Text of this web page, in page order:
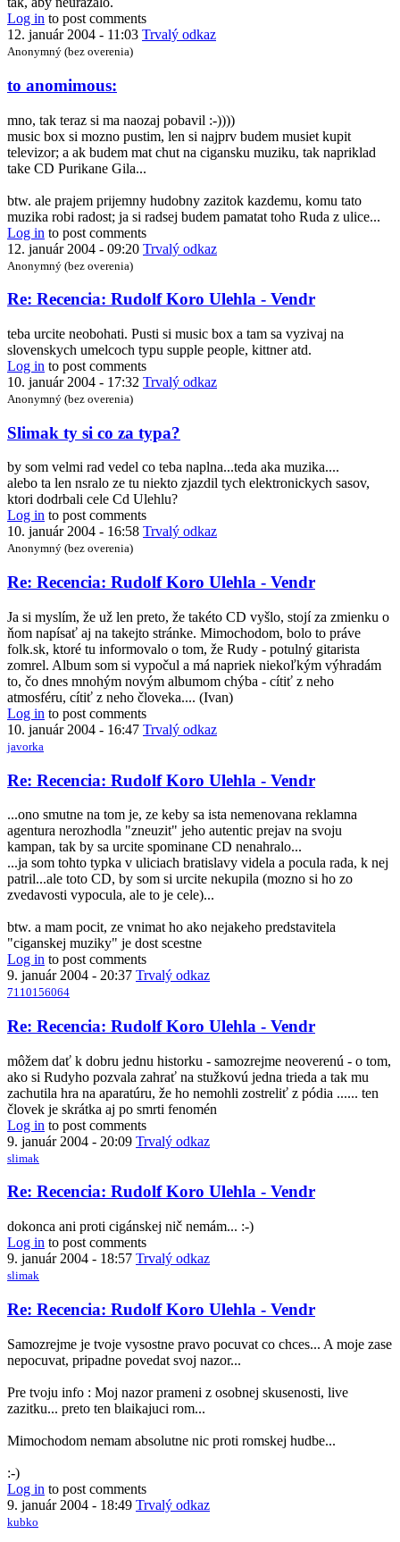
Log in to post comments
12. január 2004 - 11:03 Trvalý odkaz
Anonymný (bez overenia)
In
reply
Re:
Recencia:
Rudolf
Koro
Ulehla
-
Vendr
by
Anonymný
(bez
overenia)
to anomimous:
mno, tak teraz si ma naozaj pobavil :-))))
music box si mozno pustim, len si najprv budem musiet kupit
televizor; a ak budem mat chut na cigansku muziku, tak napriklad
take CD Purikane Gila...
btw. ale prajem prijemny hudobny zazitok kazdemu, komu tato
muzika robi radost; ja si radsej budem pamatat toho Ruda z ulice...
Log in to post comments
12. január 2004 - 09:20 Trvalý odkaz
Anonymný (bez overenia)
In
reply
to
Re:
Recencia:
Rudolf
Koro
Ulehla
-
Vendr
slimak
Re: Recencia: Rudolf Koro Ulehla - Vendr
teba urcite neobohati. Pusti si music box a tam sa vyzivaj na
slovenskych umelcoch typu supple people, kittner atd.
Log in to post comments
10. január 2004 - 17:32 Trvalý odkaz
Anonymný (bez overenia)
Slimak ty si co za typa?
by som velmi rad vedel co teba naplna...teda aka muzika....
alebo ta len nsralo ze tu niekto zjazdil tych elektronickych sasov,
ktori dodrbali cele Cd Ulehlu?
Log in to post comments
10. január 2004 - 16:58 Trvalý odkaz
Anonymný (bez overenia)
Re: Recencia: Rudolf Koro Ulehla - Vendr
Ja si myslím, že už len preto, že takéto CD vyšlo, stojí za zmienku o
ňom napísať aj na takejto stránke. Mimochodom, bolo to práve
folk.sk, ktoré tu informovalo o tom, že Rudy - potulný gitarista
zomrel. Album som si vypočul a má napriek niekoľkým výhradám
to, čo dnes mnohým novým albumom chýba - cítiť z neho
atmosféru, cítiť z neho človeka.... (Ivan)
Log in to post comments
10. január 2004 - 16:47 Trvalý odkaz
javorka
In
reply
Re:
Recencia:
Rudolf
Koro
Ulehla
-
Vendr
by
slimak
Re: Recencia: Rudolf Koro Ulehla - Vendr
...ono smutne na tom je, ze keby sa ista nemenovana reklamna
agentura nerozhodla "zneuzit" jeho autentic prejav na svoju
kampan, tak by sa urcite spominane CD nenahralo...
...ja som tohto typka v uliciach bratislavy videla a pocula rada, k nej
patril...ale toto CD, by som si urcite nekupila (mozno si ho zo
zvedavosti vypocula, ale to je cele)...
btw. a mam pocit, ze vnimat ho ako nejakeho predstavitela
"ciganskej muziky" je dost scestne
Log in to post comments
9. január 2004 - 20:37 Trvalý odkaz
7110156064
Re: Recencia: Rudolf Koro Ulehla - Vendr
môžem dať k dobru jednu historku - samozrejme neoverenú - o tom,
ako si Rudyho pozvala zahrať na stužkovú jedna trieda a tak mu
zachutila hra na aparatúru, že ho nemohli zostreliť z pódia ...... ten
človek je skrátka aj po smrti fenomén
Log in to post comments
9. január 2004 - 20:09 Trvalý odkaz
slimak
In
reply
to
Re:
Recencia:
Rudolf
Koro
Ulehla
-
by
slimak
Re: Recencia: Rudolf Koro Ulehla - Vendr
dokonca ani proti cigánskej nič nemám... :-)
Log in to post comments
9. január 2004 - 18:57 Trvalý odkaz
slimak
In
reply
to
Re:
Recencia:
Rudolf
Koro
Ulehla
-
Vendr
by
kubko
Re: Recencia: Rudolf Koro Ulehla - Vendr
Samozrejme je tvoje vysostne pravo pocuvat co chces... A moje zase
nepocuvat, pripadne povedat svoj nazor...
Pre tvoju info : Moj nazor prameni z osobnej skusenosti, live
zazitku... preto ten blaikajuci rom...
Mimochodom nemam absolutne nic proti romskej hudbe...
:-)
Log in to post comments
9. január 2004 - 18:49 Trvalý odkaz
kubko